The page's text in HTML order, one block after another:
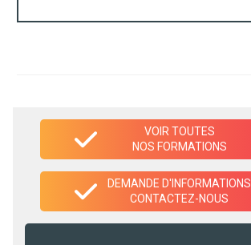
VOIR TOUTES
NOS FORMATIONS
DEMANDE D'INFORMATIONS
CONTACTEZ-NOUS